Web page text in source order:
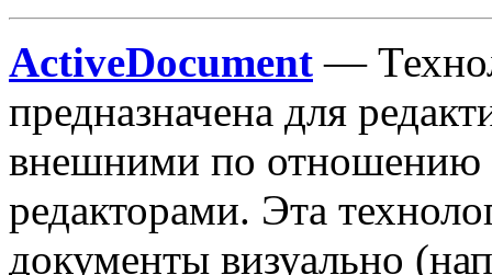
ActiveDocument —
предназначена для
внешними по
редакторами. Эта
документы визуально